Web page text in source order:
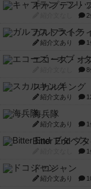
キャプテン・
ガルフストラ
紹介文あり
エコーズ・オ
8
スカルキング
紹介文あり
海兵隊
紹介文あり
Bitter End ブ
ドコジャン
紹介文あり